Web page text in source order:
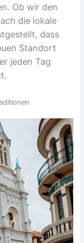
Ob wir den
die lokale
dass
Standort
jeden Tag